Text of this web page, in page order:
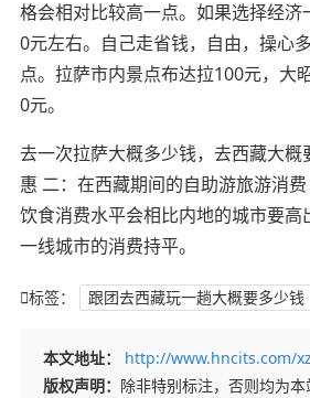
格会相对比较高一点。如果选择经
0元左右。自己走省钱，自由，操心
点。拉萨市内景点布达拉100元，大
0元。
去一次拉萨大概多少钱，去西藏大
惠 二：在西藏期间的自助游旅游消
饮食消费水平会相比内地的城市要高
一线城市的消费持平。
标签： 跟团去西藏玩一趟大概要多少钱
本文地址：
http://www.hncits.com/
版权声明： 除非特别标注，否则均为